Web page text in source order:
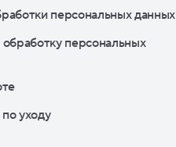
персональных данных
персональных
уходу